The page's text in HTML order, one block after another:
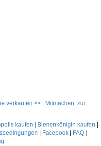
verkaufen >>
Mitmachen: zur
kaufen Bienenkönigin kaufen
Facebook FAQ